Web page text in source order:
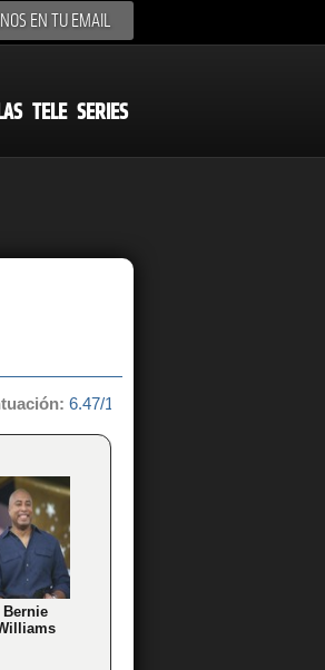
EN TU EMAIL
TELE SERIES
6.47/10 de 17 votos
Bernie